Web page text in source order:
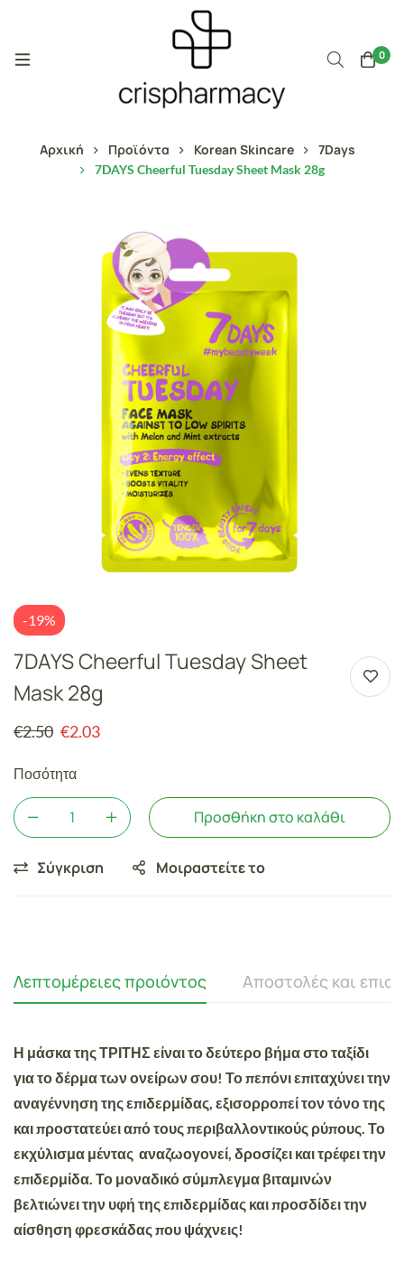
0
Αρχική Προϊόντα Korean Skincare 7Days
7DAYS Cheerful Tuesday Sheet Mask 28g
-19%
7DAYS Cheerful Tuesday Sheet
Mask 28g
€2.50 €2.03
Ποσότητα
Προσθήκη στο καλάθι
Σύγκριση Μοιραστείτε το
Λεπτομέρειες προιόντος Αποστολές και
Η μάσκα της ΤΡΙΤΗΣ είναι το δεύτερο βήμα στο ταξίδι
για το δέρμα των ονείρων σου! Το πεπόνι επιταχύνει την
αναγέννηση της επιδερμίδας, εξισορροπεί τον τόνο της
και προστατεύει από τους περιβαλλοντικούς ρύπους. Το
εκχύλισμα μέντας αναζωογονεί, δροσίζει και τρέφει την
επιδερμίδα. Το μοναδικό σύμπλεγμα βιταμινών
βελτιώνει την υφή της επιδερμίδας και προσδίδει την
αίσθηση φρεσκάδας που ψάχνεις!